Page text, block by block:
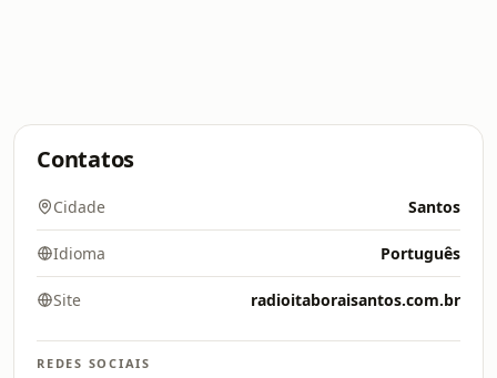
Contatos
Cidade Santos
Idioma Português
Site radioitaboraisantos.com.br
REDES SOCIAIS